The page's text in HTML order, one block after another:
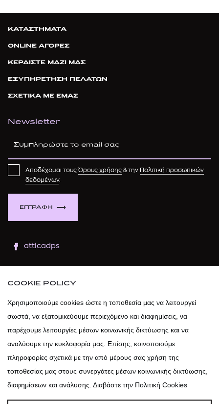
ΚΑΤΑΣΤΗΜΑΤΑ
ONLINE ΑΓΟΡΕΣ
ΚΕΡΔΙΣΤΕ ΜΑΖΙ ΜΑΣ
ΕΞΥΠΗΡΕΤΗΣΗ ΠΕΛΑΤΩΝ
ΣΧΕΤΙΚΑ ΜΕ ΕΜΑΣ
Newsletter
ΕΓΓΡΑΦΗ
Αποδέχομαι τουςΌρους χρήσης & την
Πολιτική προσωπικών
δεδομένων.
atticadps
atticadps
COOKIE POLICY
Χρησιμοποιούμε cookies ώστε η τοποθεσία μας να λειτουργεί
σωστά, να εξατομικεύουμε περιεχόμενο και διαφημίσεις, να
παρέχουμε λειτουργίες μέσων κοινωνικής δικτύωσης και να
αναλύουμε την κυκλοφορία μας. Επίσης, κοινοποιούμε
πληροφορίες σχετικά με την από μέρους σας χρήση της
τοποθεσίας μας στους συνεργάτες μέσων κοινωνικής δικτύωσης,
διαφημίσεων και ανάλυσης. Διαβάστε την Πολιτική Cookies